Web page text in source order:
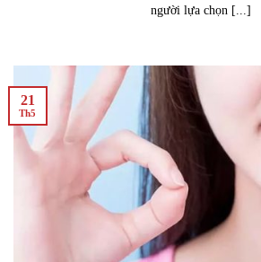
người lựa chọn [...]
21
Th5